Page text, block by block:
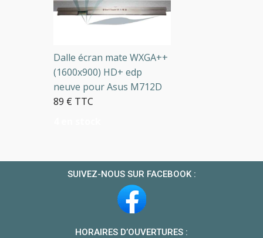
Dalle écran mate WXGA++
(1600x900) HD+ edp
neuve pour Asus M712D
89 € TTC
SUIVEZ-NOUS SUR FACEBOOK :
HORAIRES D’OUVERTURES :